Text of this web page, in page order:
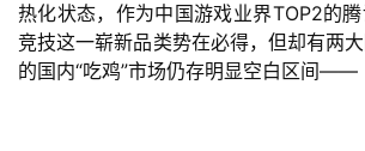
热化状态，作为中国游戏业界TOP2的
竞技这一崭新品类势在必得，但却有两
的国内“吃鸡”市场仍存明显空白区间——